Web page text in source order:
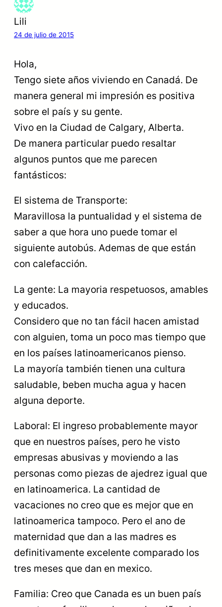
Lili
24 de julio de 2015
Hola,
Tengo siete años viviendo en Canadá. De
manera general mi impresión es positiva
sobre el país y su gente.
Vivo en la Ciudad de Calgary, Alberta.
De manera particular puedo resaltar
algunos puntos que me parecen
fantásticos:
El sistema de Transporte:
Maravillosa la puntualidad y el sistema de
saber a que hora uno puede tomar el
siguiente autobús. Ademas de que están
con calefacción.
La gente: La mayoria respetuosos, amables
y educados.
Considero que no tan fácil hacen amistad
con alguien, toma un poco mas tiempo que
en los países latinoamericanos pienso.
La mayoría también tienen una cultura
saludable, beben mucha agua y hacen
alguna deporte.
Laboral: El ingreso probablemente mayor
que en nuestros países, pero he visto
empresas abusivas y moviendo a las
personas como piezas de ajedrez igual que
en latinoamerica. La cantidad de
vacaciones no creo que es mejor que en
latinoamerica tampoco. Pero el ano de
maternidad que dan a las madres es
definitivamente excelente comparado los
tres meses que dan en mexico.
Familia: Creo que Canada es un buen país